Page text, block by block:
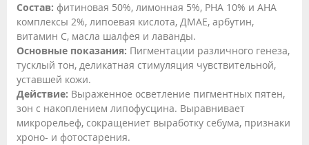
Состав: фитиновая 50%, лимонная 5%, РНА 10% и АНА
комплексы 2%, липоевая кислота, ДМАЕ, арбутин,
витамин С, масла шалфея и лаванды.
Основные показания: Пигментации различного генеза,
тусклый тон, деликатная стимуляция чувствительной,
уставшей кожи.
Действие: Выраженное осветление пигментных пятен,
зон с накоплением липофусцина. Выравнивает
микрорельеф, сокращениет выработку себума, признаки
хроно- и фотостарения.